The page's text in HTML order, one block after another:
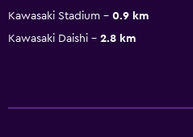
Kawasaki Stadium
0.9 km
Kawasaki Daishi
2.8 km